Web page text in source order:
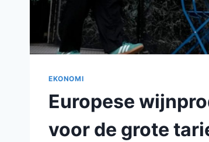
EKONOMI
Europese
voor de grote